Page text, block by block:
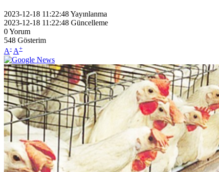
2023-12-18 11:22:48Yayınlanma
2023-12-18 11:22:48 Güncelleme
0Yorum
548 Gösterim
A- A+